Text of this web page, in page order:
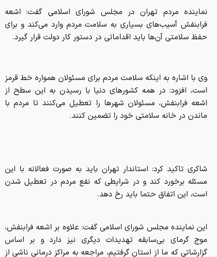
نماینده مردم تهران در مجلس شورای اسلامی گفت: اشعه
فرابنفش آسیب‌های بسیاری به سلامت مردم وارد می‌کند و برای
حفظ سلامتی آن‌ها باید اقداماتی در دستور کار دولت قرار گیرد.
وی با اشاره به اینکه سلامت مردم برای مسئولان همواره خط قرمز
است، افزود: در همه کشورهای دنیا با رسیدن به این سطح از
اشعه فرابنفش، مسئولان شهرها را تعطیل می‌کنند تا مردم با
ماندن در خانه سلامتی خود را تضمین کنند.
شاکری تاکید کرد: استاندار تهران باید به صورت فعالانه با این
مسئله برخورد کند و در شرایطی که نفع مردم در تعطیل شدن
است، این اتفاق حتما باید رخ دهد.
این نماینده مجلس شورای اسلامی گفت: علاوه بر اشعه فرابنفش،
موج گرمای بی‌سابقه تهدیدات دیگری نیز دارد و بر اساس
گزارشاتی که ما از استان گرفتیم، مراجعه به مراکز درمانی ناشی از